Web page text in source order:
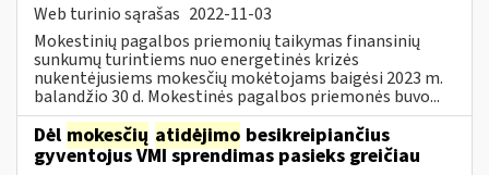
Web turinio sąrašas 2022-11-03
Mokestinių pagalbos priemonių taikymas finansinių
sunkumų turintiems nuo energetinės krizės
nukentėjusiems mokesčių mokėtojams baigėsi 2023 m.
balandžio 30 d. Mokestinės pagalbos priemonės buvo...
Dėl mokesčių atidėjimo besikreipiančius
gyventojus VMI sprendimas pasieks greičiau